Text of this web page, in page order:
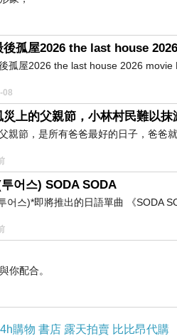
月的微粉我本人來說，第
想要去日本參戰更完整的乃
苦歷程說一下好了，當天
完售！而且排在我前面的
結果日本女生買到了，但
。除了手燈之外，所有、
上不斷推文說求斉藤優里
當然最可恨的還是那些台日
後孤屋2026 the last house
孤屋2026 the last house 2026
08
災上的父親節，小林村民難以抹
親節，是所有爸爸最好的日子，爸爸
어스) SODA SODA
어스)*即將推出的日語單曲 《SODA
你配合。
購物 書店 露天拍賣 比比昂代購